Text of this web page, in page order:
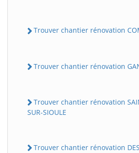
Trouver chantier rénovation
Trouver chantier rénovation
Trouver chantier rénovation
SUR-SIOULE
Trouver chantier rénovation